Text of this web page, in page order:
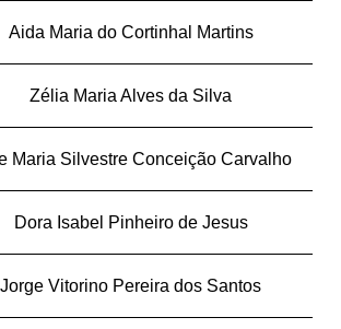
Aida Maria do Cortinhal Martins
Zélia Maria Alves da Silva
Maria Silvestre Conceição Carvalho
Dora Isabel Pinheiro de Jesus
Jorge Vitorino Pereira dos Santos